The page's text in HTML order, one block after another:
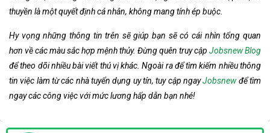
thuyền là một quyết định cá nhân, không mang tính ép buộc.
Hy vọng những thông tin trên sẽ giúp bạn sẽ có cái nhìn tổng quan
hơn về các màu sắc hợp mệnh thủy. Đừng quên truy cập Jobsnew Blog
để theo dõi nhiều bài viết thú vị khác. Ngoài ra để tìm kiếm nhiều thông
tin việc làm từ các nhà tuyển dụng uy tín, tuy cập ngayJobsnewđể tìm
ngay các công việc với mức lương hấp dẫn bạn nhé!